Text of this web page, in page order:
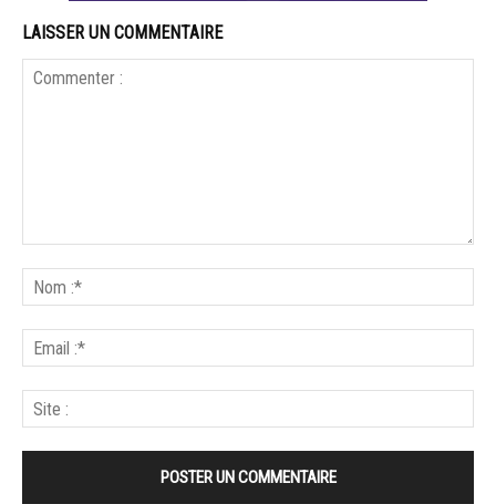
LAISSER UN COMMENTAIRE